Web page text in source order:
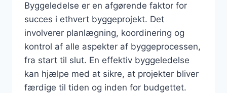
Byggeledelse er en afgørende faktor for
succes i ethvert byggeprojekt. Det
involverer planlægning, koordinering og
kontrol af alle aspekter af byggeprocessen,
fra start til slut. En effektiv byggeledelse
kan hjælpe med at sikre, at projekter bliver
færdige til tiden og inden for budgettet.